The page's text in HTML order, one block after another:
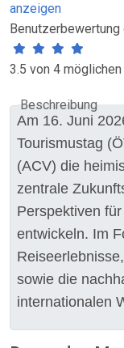
anzeigen
3.5 von 4
Beschreibung
Am 16. Juni
Tourismustag
(ACV) die
zentrale
Perspektiven
entwickeln. Im
sowie die
internationalen